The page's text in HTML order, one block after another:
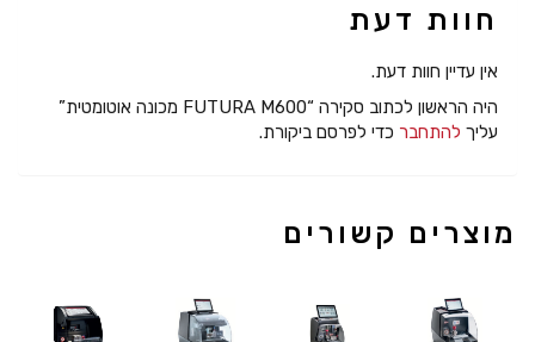
חוות דעת
אין עדיין חוות דעת.
היה הראשון לכתוב סקירה “FUTURA M600 מכונה אוטומטית”
עליך להתחבר כדי לפרסם ביקורת.
מוצרים קשורים